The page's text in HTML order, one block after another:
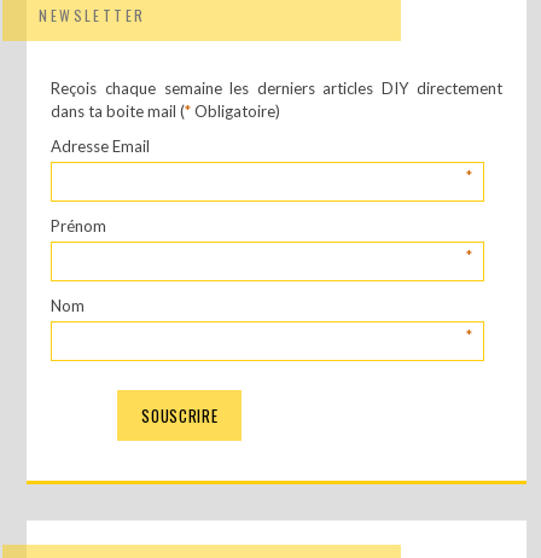
NEWSLETTER
Reçois chaque semaine les derniers articles DIY directement
dans ta boite mail (*Obligatoire)
Adresse Email
*
Prénom
*
Nom
*